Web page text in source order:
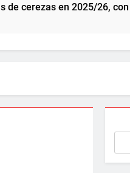
2025/26, con China como